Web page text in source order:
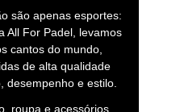
são apenas esportes:
All For Padel, levamos
cantos do mundo,
de alta qualidade
desempenho e estilo.
roupa e acessórios